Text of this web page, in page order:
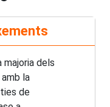
dels
la
de